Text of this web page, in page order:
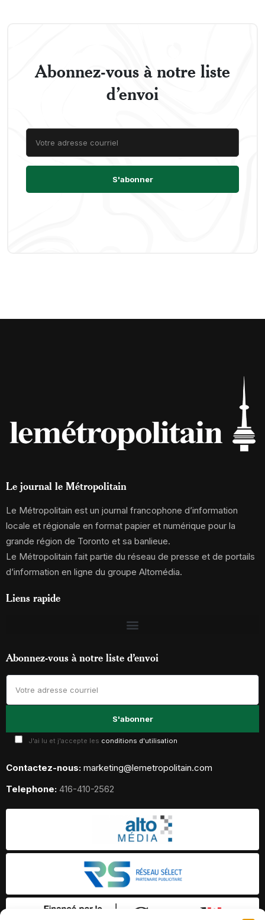
Abonnez-vous à notre liste
d’envoi
Le journal le Métropolitain
Le Métropolitain est un journal francophone d’information
locale et régionale en format papier et numérique pour la
grande région de Toronto et sa banlieue.
Le Métropolitain fait partie du réseau de presse et de portails
d’information en ligne du groupe Altomédia.
Liens rapide
Abonnez-vous à notre liste d’envoi
J'ai lu et j'accepte les conditions d'utilisation
Contactez-nous: marketing@lemetropolitain.com
Telephone: 416-410-2562